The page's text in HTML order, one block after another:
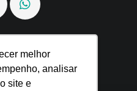
melhor
analisar
site e